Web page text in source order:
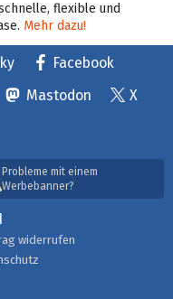
flexible und
Mehr dazu!
Facebook
Mastodon
X
Probleme mit einem
Werbebanner?
widerrufen